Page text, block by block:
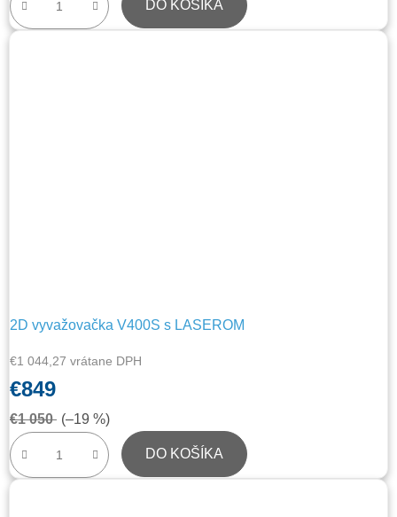
DO KOŠÍKA
2D vyvažovačka V400S s LASEROM
€1 044,27 vrátane DPH
€849
€1 050 (–19 %)
DO KOŠÍKA